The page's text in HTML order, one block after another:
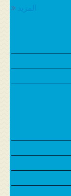
المزيد